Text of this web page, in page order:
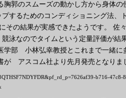
郭のスムーズの動かし方から身体
するためのコンディショニング法、
その結果が実感できたようです。 佐
なのでタイムという定量評価が結
学部 小林弘幸教授とこれまで一緒に
が アスコム社より先月発売となりま
b716-